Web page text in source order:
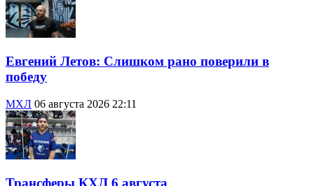
Евгений Летов: Слишком рано поверили в
победу
МХЛ 06 августа 2026 22:11
Трансферы КХЛ 6 августа